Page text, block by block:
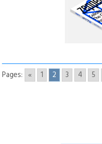
Pages: « 1 2 3 4 5